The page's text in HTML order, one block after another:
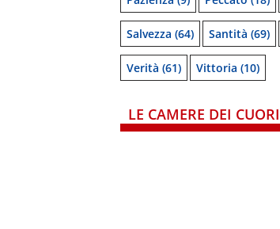
Salvezza (64) Santità (69)
Verità (61) Vittoria (10)
LE CAMERE DEI